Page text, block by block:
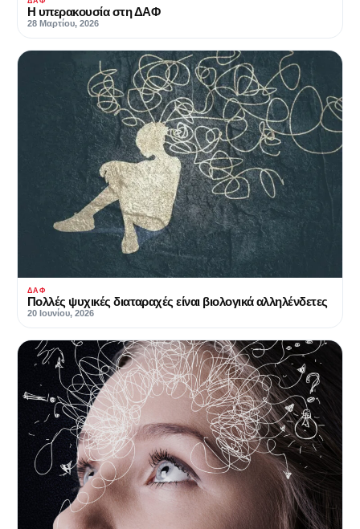
Η υπερακουσία στη ΔΑΦ
28 Μαρτίου, 2026
ΔΑΦ
Πολλές ψυχικές διαταραχές είναι βιολογικά αλληλένδετες
20 Ιουνίου, 2026